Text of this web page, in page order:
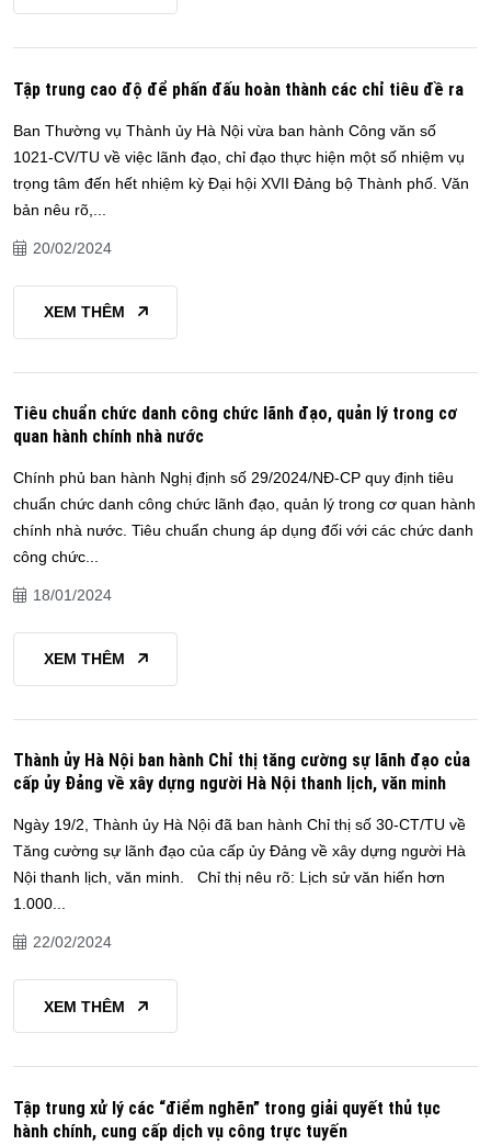
Tập trung cao độ để phấn đấu hoàn thành các chỉ tiêu đề ra
Ban Thường vụ Thành ủy Hà Nội vừa ban hành Công văn số
1021-CV/TU về việc lãnh đạo, chỉ đạo thực hiện một số nhiệm vụ
trọng tâm đến hết nhiệm kỳ Đại hội XVII Đảng bộ Thành phố. Văn
bản nêu rõ,...
20/02/2024
XEM THÊM
Tiêu chuẩn chức danh công chức lãnh đạo, quản lý trong cơ
quan hành chính nhà nước
Chính phủ ban hành Nghị định số 29/2024/NĐ-CP quy định tiêu
chuẩn chức danh công chức lãnh đạo, quản lý trong cơ quan hành
chính nhà nước. Tiêu chuẩn chung áp dụng đối với các chức danh
công chức...
18/01/2024
XEM THÊM
Thành ủy Hà Nội ban hành Chỉ thị tăng cường sự lãnh đạo của
cấp ủy Đảng về xây dựng người Hà Nội thanh lịch, văn minh
Ngày 19/2, Thành ủy Hà Nội đã ban hành Chỉ thị số 30-CT/TU về
Tăng cường sự lãnh đạo của cấp ủy Đảng về xây dựng người Hà
Nội thanh lịch, văn minh. Chỉ thị nêu rõ: Lịch sử văn hiến hơn
1.000...
22/02/2024
XEM THÊM
Tập trung xử lý các “điểm nghẽn” trong giải quyết thủ tục
hành chính, cung cấp dịch vụ công trực tuyến